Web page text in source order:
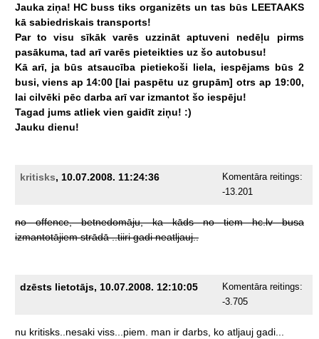
Jauka ziņa! HC buss tiks organizēts un tas būs LEETAAKS
kā sabiedriskais transports!
Par to visu sīkāk varēs uzzināt aptuveni nedēļu
pirms
pasākuma, tad arī varēs pieteikties uz šo autobusu!
Kā arī, ja būs atsaucība pietiekoši liela, iespējams būs 2
busi, viens ap 14:00 [lai paspētu uz grupām] otrs ap 19:00,
lai cilvēki pēc darba arī var izmantot šo iespēju!
Tagad jums atliek vien gaidīt ziņu! :)
Jauku dienu!
kritisks, 10.07.2008. 11:24:36
Komentāra reitings:
-13.201
no offence, betnedomāju, ka kāds no tiem hc.lv
busa
izmantotājiem strādā ..tiiri gadi neatljauj..
dzēsts lietotājs, 10.07.2008. 12:10:05
Komentāra reitings:
-3.705
nu kritisks..nesaki viss...piem. man ir darbs, ko atljauj gadi...